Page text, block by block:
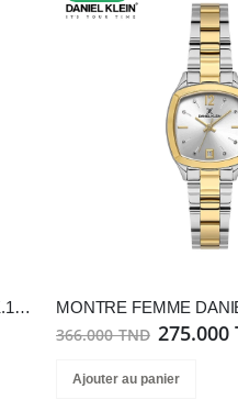
MONTRE FEMME DANIEL KLEIN DK.1.14127-3
366.000 TND 275.000
Ajouter au panier